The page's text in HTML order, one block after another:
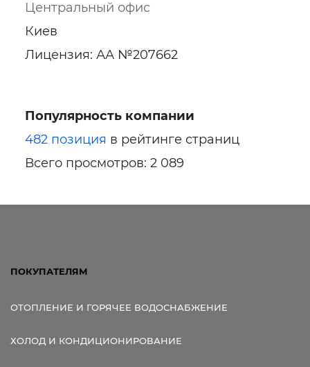
Центральный офис
Киев
Лицензия: АА №207662
Популярность компании
482 позиция в рейтинге страниц
Всего просмотров: 2 089
ПОКУПАТЕЛЯМ
ОТОПЛЕНИЕ И ГОРЯЧЕЕ ВОДОСНАБЖЕНИЕ
ХОЛОД И КОНДИЦИОНИРОВАНИЕ